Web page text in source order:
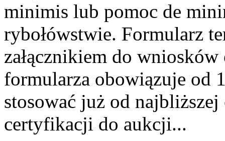
minimis lub pomoc de
rybołówstwie. Formularz
załącznikiem do
formularza obowiązuje od
stosować już od
certyfikacji do aukcji...